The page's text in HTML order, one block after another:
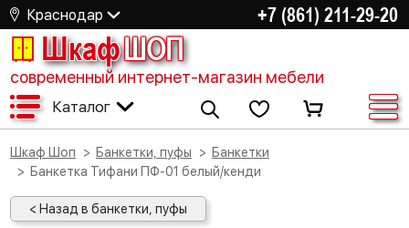
Краснодар +7 (861) 211-29-20
ШкафШОП
современный интернет-магазин мебели
Каталог
Шкаф Шоп Банкетки, пуфы
Банкетки
Банкетка Тифани ПФ-01 белый/кенди
< Назад в банкетки, пуфы